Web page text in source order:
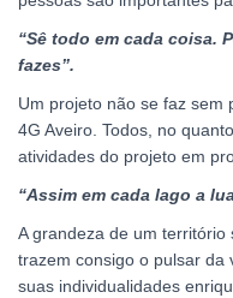
“Sê todo em cada coisa.
fazes”.
Um projeto não se faz sem
4G Aveiro. Todos, no
atividades do projeto em
“Assim em cada lago a
A grandeza de um
trazem consigo o pulsar
suas individualidades